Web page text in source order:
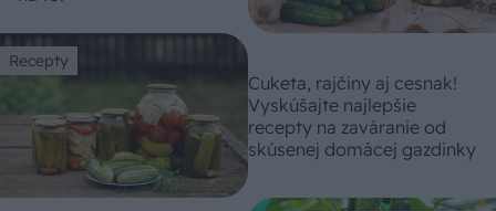
Recepty
Cuketa, rajčiny aj cesnak!
Vyskúšajte najlepšie
recepty na zaváranie od
skúsenej domácej gazdinky